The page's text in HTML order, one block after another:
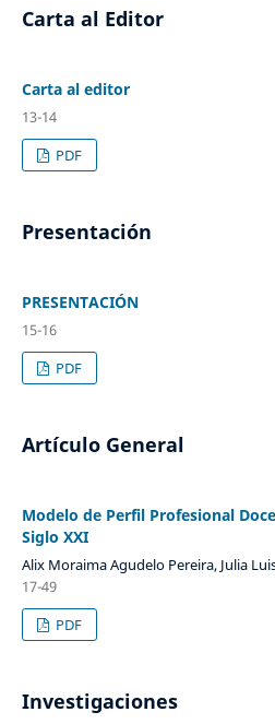
Carta al Editor
Carta al editor
13-14
PDF
Presentación
PRESENTACIÓN
15-16
PDF
Artículo General
Modelo de Perfil Profesional
Siglo XXI
Alix Moraima Agudelo Pereira, Julia
17-49
PDF
Investigaciones